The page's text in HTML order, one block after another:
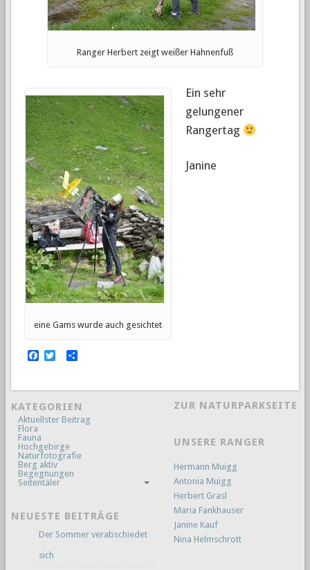
Ranger Herbert zeigt weißer Hahnenfuß
eine Gams wurde auch gesichtet
Ein sehr
gelungener
Rangertag
Janine
Facebook
TwitterEmpfehlen
KATEGORIEN
Aktuellster Beitrag
Flora
Fauna
Hochgebirge
Naturfotografie
Berg aktiv
Begegnungen
Seitentäler
NEUESTE BEITRÄGE
Der Sommer verabschiedet
sich
ZUR NATURPARKSEITE
UNSERE RANGER
Hermann Muigg
Antonia Muigg
Herbert Grasl
Maria Fankhauser
Janine Kauf
Nina Helmschrott